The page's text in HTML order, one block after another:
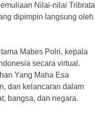
Nilai-nilai Tribrata
dipimpin langsung oleh
Mabes Polri, kepala
secara virtual.
Yang Maha Esa
dan kelancaran dalam
bangsa, dan negara.